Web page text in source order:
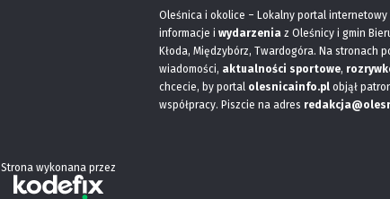
Oleśnica i okolice – Lokalny portal internetowy
informacje i wydarzenia z Oleśnicy i gmin
Kłoda, Międzybórz, Twardogóra. Na stronach
wiadomości, aktualności sportowe,
chcecie, by portal olesnicainfo.pl objął
współpracy. Piszcie na adres
Strona wykonana przez